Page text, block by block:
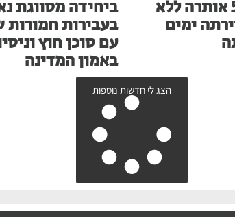
אישה בת 50 אותרה ללא
ימים
ביחידה מסווגת
בעבירות חמורות
עם סוכן חוץ
באמון המדינה
הצג לי חדשות נוספות